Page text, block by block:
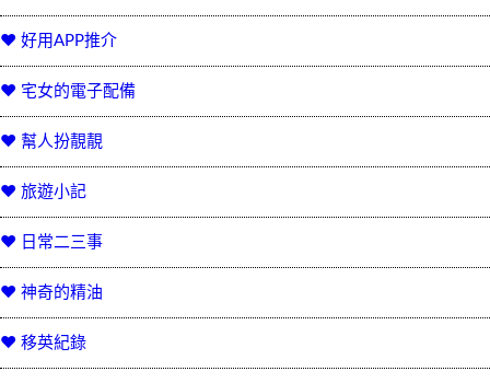
♥ 好用APP推介
♥ 宅女的電子配備
♥ 幫人扮靚靚
♥ 旅遊小記
♥ 日常二三事
♥ 神奇的精油
♥ 移英紀錄